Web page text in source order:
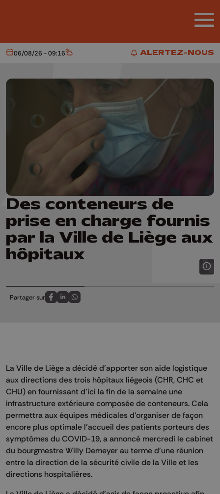
ALERTEZ-NOUS
ALERTEZ-NOUS
Aujourd'hui
06/08/26 - 09:16 Météo
Des conteneurs de
prise en charge fournis
par la Ville de Liège aux
hôpitaux
Partager sur
Partagez sur FaceBook
Partagez sur LinkedIn
Partagez sur Whatsapp
La Ville de Liège a décidé d'apporter son aide logistique
aux directions des trois hôpitaux liégeois (CHR, CHC et
CHU) en fournissant d'ici la fin de la semaine une
infrastructure extérieure composée de conteneurs. Cela
permettra aux équipes médicales d'organiser de façon
encore plus optimale l'accueil des patients porteurs des
symptômes du COVID-19, a annoncé mercredi le cabinet
du bourgmestre Willy Demeyer au terme d'une réunion
entre la direction de la sécurité civile de la Ville et les
directions hospitalières.